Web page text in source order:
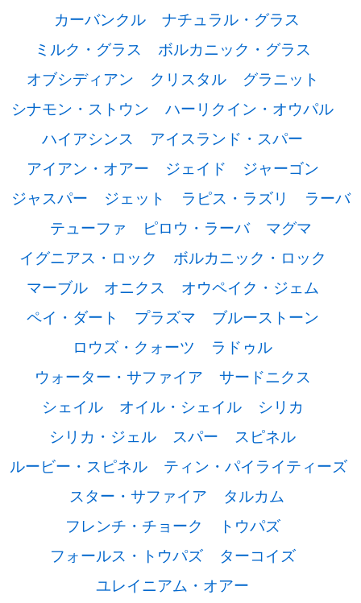
カーバンクル
ナチュラル・グラス
ミルク・グラス
ボルカニック・グラス
オブシディアン
クリスタル
グラニット
シナモン・ストウン
ハーリクイン・オウパル
ハイアシンス
アイスランド・スパー
アイアン・オアー
ジェイド
ジャーゴン
ジャスパー
ジェット ラピス・ラズリ
ラーバ
テューファ
ピロウ・ラーバ
マグマ
イグニアス・ロック
ボルカニック・ロック
マーブル
オニクス
オウペイク・ジェム
ペイ・ダート
プラズマ
ブルーストーン
ロウズ・クォーツ
ラドゥル
ウォーター・サファイア
サードニクス
シェイル
オイル・シェイル
シリカ
シリカ・ジェル
スパー
スピネル
ルービー・スピネル
ティン・パイライティーズ
スター・サファイア
タルカム
フレンチ・チョーク
トウパズ
フォールス・トウパズ
ターコイズ
ユレイニアム・オアー